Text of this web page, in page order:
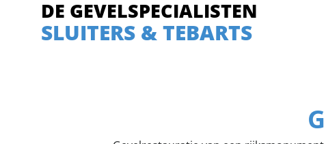
DE GEVELSPECIALISTEN
SLUITERS & TEBARTS